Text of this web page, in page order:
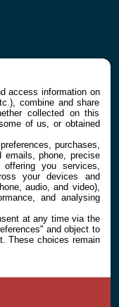
access information on
combine and share
collected on this
of us, or obtained
purchases,
emails, phone, precise
you services,
your devices and
audio, and video),
and analysing
at any time via the
and object to
These choices remain